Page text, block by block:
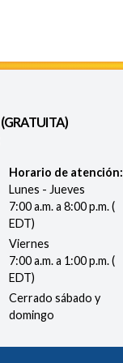
(GRATUITA)
Horario de atención:
Lunes - Jueves
7:00 a.m. a 8:00 p.m. (
EDT)
Viernes
7:00 a.m. a 1:00 p.m. (
EDT)
Cerrado sábado y
domingo